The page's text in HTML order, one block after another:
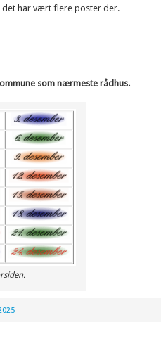
det har vært flere poster der.
som nærmeste rådhus.